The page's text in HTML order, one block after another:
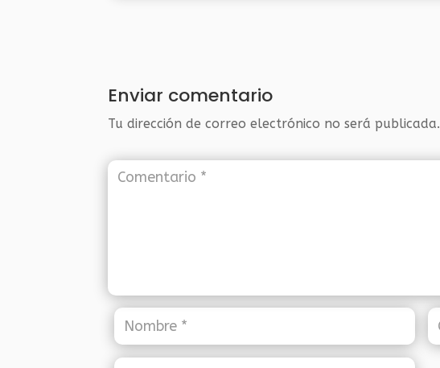
Enviar comentario
Tu dirección de correo electrónico no será publicada.